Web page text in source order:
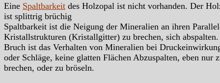
Eine Spaltbarkeit des Holzopal ist nicht vorhanden. Der
ist splittrig brüchig
Spaltbarkeit ist die Neigung der Mineralien an ihren
Kristallstrukturen (Kristallgitter) zu brechen, sich abspalten.
Bruch ist das Verhalten von Mineralien bei
oder Schläge, keine glatten Flächen Abzuspalten, eben nur
brechen, oder zu bröseln.